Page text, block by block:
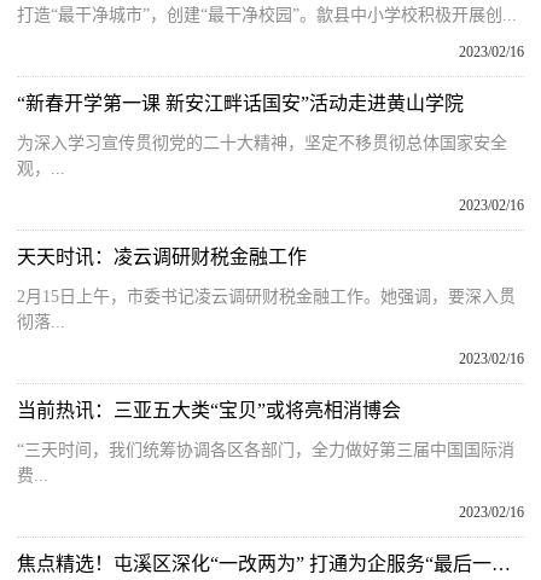
打造“最干净城市”，创建“最干净校园”。歙县中小学校积极开展创...
2023/02/16
“新春开学第一课 新安江畔话国安”活动走进黄山学院
为深入学习宣传贯彻党的二十大精神，坚定不移贯彻总体国家安全
观，...
2023/02/16
天天时讯：凌云调研财税金融工作
2月15日上午，市委书记凌云调研财税金融工作。她强调，要深入贯
彻落...
2023/02/16
当前热讯：三亚五大类“宝贝”或将亮相消博会
“三天时间，我们统筹协调各区各部门，全力做好第三届中国国际消
费...
2023/02/16
焦点精选！屯溪区深化“一改两为” 打通为企服务“最后一公里”